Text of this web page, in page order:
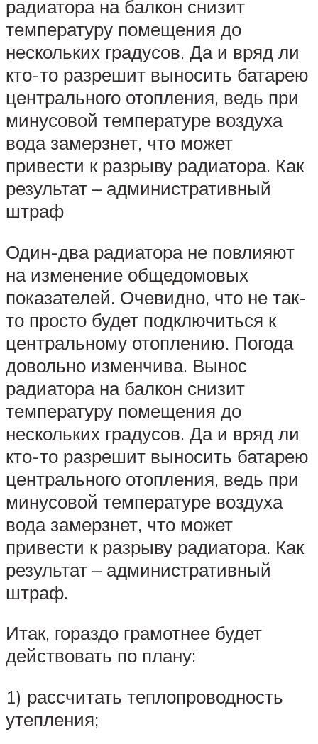
радиатора на балкон снизит
температуру помещения до
нескольких градусов. Да и вряд ли
кто-то разрешит выносить батарею
центрального отопления, ведь при
минусовой температуре воздуха
вода замерзнет, что может
привести к разрыву радиатора. Как
результат – административный
штраф
Один-два радиатора не повлияют
на изменение общедомовых
показателей. Очевидно, что не так-
то просто будет подключиться к
центральному отоплению. Погода
довольно изменчива. Вынос
радиатора на балкон снизит
температуру помещения до
нескольких градусов. Да и вряд ли
кто-то разрешит выносить батарею
центрального отопления, ведь при
минусовой температуре воздуха
вода замерзнет, что может
привести к разрыву радиатора. Как
результат – административный
штраф.
Итак, гораздо грамотнее будет
действовать по плану:
1) рассчитать теплопроводность
утепления;